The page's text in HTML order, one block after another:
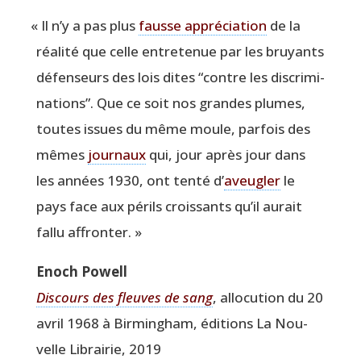
« Il n’y a pas plus fausse appré­cia­tion de la
réa­li­té que celle entre­te­nue par les bruyants
défen­seurs des lois dites“contre les dis­cri­mi­
na­tions”. Que ce soit nos grandes plumes,
toutes issues du même moule, par­fois des
mêmes jour­nauxqui, jour après jour dans
les années 1930, ont ten­té d’aveu­glerle
pays face aux périls crois­sants qu’il aurait
fal­lu affronter. »
Enoch Powell
Dis­cours des fleuves de sang, allo­cu­tion du 20
avril 1968 à Bir­min­gham, édi­tions La Nou­
velle Librai­rie, 2019